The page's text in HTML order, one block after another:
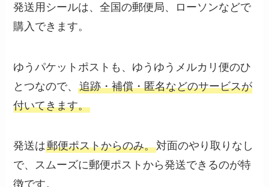
発送用シールは、全国の郵便局、ローソンなどで
購入できます。
ゆうパケットポストも、ゆうゆうメルカリ便のひ
とつなので、追跡・補償・匿名などのサービスが
付いてきます。
発送は郵便ポストからのみ。対面のやり取りなし
で、スムーズに郵便ポストから発送できるのが特
徴です。